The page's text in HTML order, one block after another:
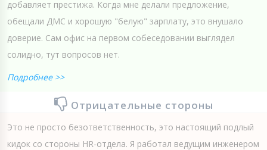
добавляет престижа. Когда мне делали предложение,
обещали ДМС и хорошую "белую" зарплату, это внушало
доверие. Сам офис на первом собеседовании выглядел
солидно, тут вопросов нет.
Подробнее >>
Отрицательные стороны
Это не просто безответственность, это настоящий подлый
кидок со стороны HR-отдела. Я работал ведущим инженером